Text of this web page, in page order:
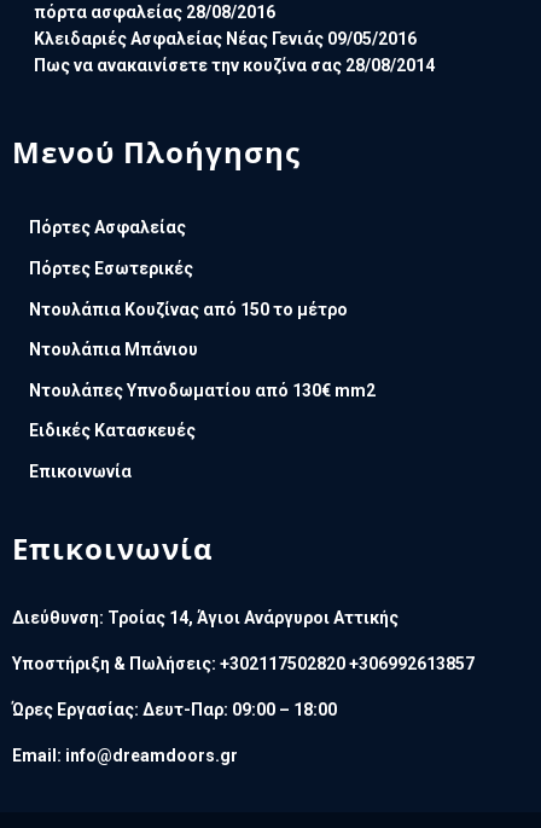
πόρτα ασφαλείας 28/08/2016
Κλειδαριές Ασφαλείας Νέας Γενιάς 09/05/2016
Πως να ανακαινίσετε την κουζίνα σας 28/08/2014
Μενού Πλοήγησης
Πόρτες Ασφαλείας
Πόρτες Εσωτερικές
Ντουλάπια Κουζίνας από 150 το μέτρο
Ντουλάπια Μπάνιου
Ντουλάπες Υπνοδωματίου από 130€ mm2
Ειδικές Κατασκευές
Επικοινωνία
Επικοινωνία
Διεύθυνση: Τροίας 14, Άγιοι Ανάργυροι Αττικής
Υποστήριξη & Πωλήσεις: +302117502820 +306992613857
Ώρες Εργασίας: Δευτ-Παρ: 09:00 – 18:00
Email: info@dreamdoors.gr